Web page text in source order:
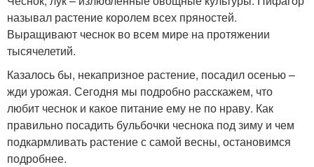
называл растение королем всех пряностей.
Выращивают чеснок во всем мире на протяжении
тысячелетий.
Казалось бы, некапризное растение, посадил осенью –
жди урожая. Сегодня мы подробно расскажем, что
любит чеснок и какое питание ему не по нраву. Как
правильно посадить бульбочки чеснока под зиму и чем
подкармливать растение с самой весны, остановимся
подробнее.